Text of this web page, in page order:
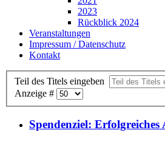
2023
Rückblick 2024
Veranstaltungen
Impressum / Datenschutz
Kontakt
Teil des Titels eingeben
Anzeige #
Spendenziel: Erfolgreiches